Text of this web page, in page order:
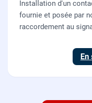
Installation d'un
fournie et posée par
raccordement au